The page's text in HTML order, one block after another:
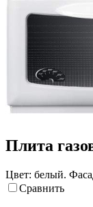
Плита
Цвет: белый.
Сравнить